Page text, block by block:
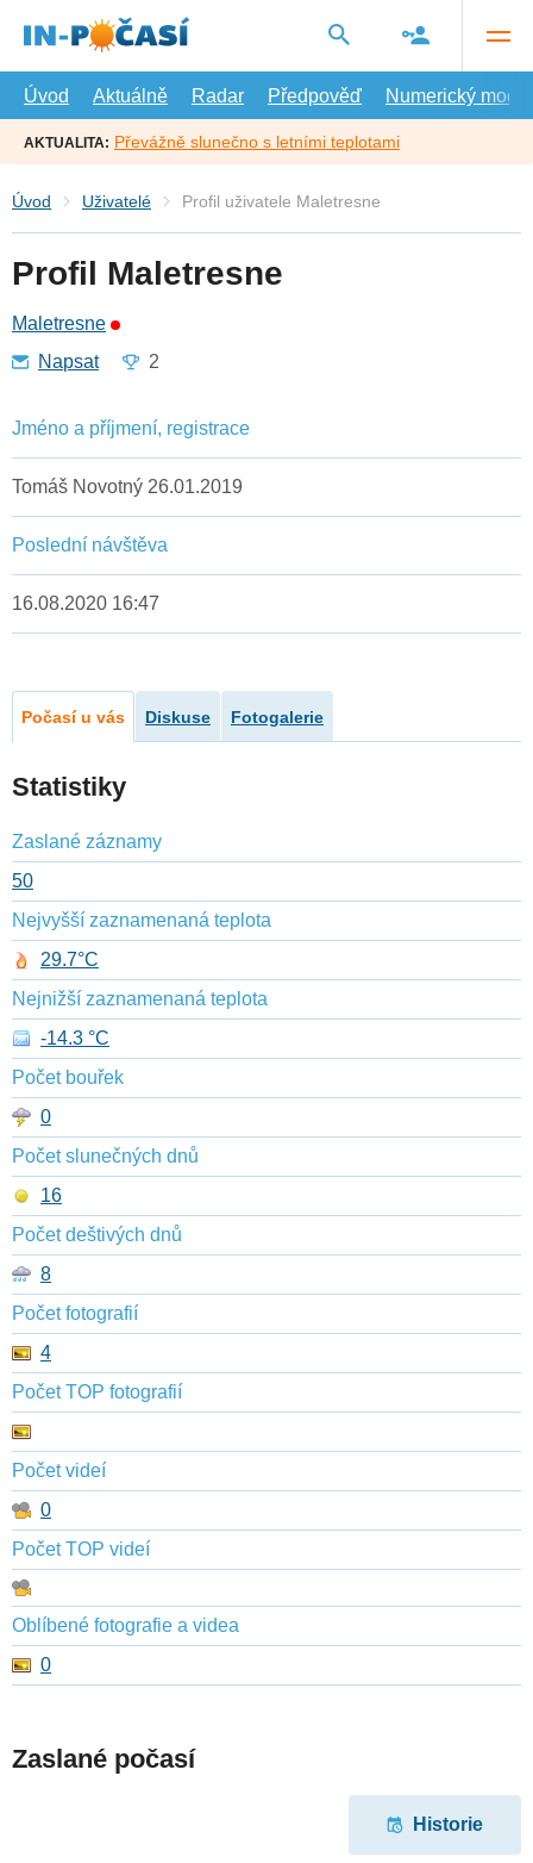
hlavní
Úvod
Aktuálně Radar Předpověď Numerický model
AKTUALITA: Převážně slunečno s letními teplotami
Úvod Uživatelé Profil uživatele Maletresne
Profil Maletresne
Maletresne
Napsat
2
Jméno a příjmení, registrace
Tomáš Novotný 26.01.2019
Poslední návštěva
16.08.2020 16:47
Počasí u vás Diskuse Fotogalerie
Statistiky
Zaslané záznamy
50
Nejvyšší zaznamenaná teplota
29.7°C
Nejnižší zaznamenaná teplota
-14.3 °C
Počet bouřek
0
Počet slunečných dnů
16
Počet deštivých dnů
8
Počet fotografií
4
Počet TOP fotografií
Počet videí
0
Počet TOP videí
Oblíbené fotografie a videa
0
Zaslané počasí
Historie